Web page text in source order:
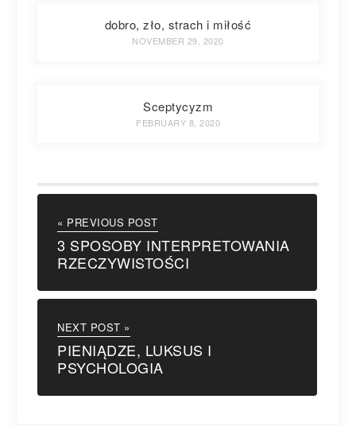
dobro, zło, strach i miłość
NOVEMBER 29, 2020
Sceptycyzm
FEBRUARY 8, 2020
« PREVIOUS POST
3 SPOSOBY INTERPRETOWANIA
RZECZYWISTOŚCI
NEXT POST »
PIENIĄDZE, LUKSUS I
PSYCHOLOGIA